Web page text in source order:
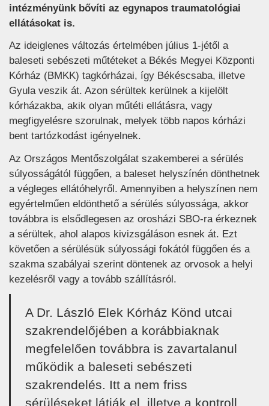
intézményünk bővíti az egynapos traumatológiai
ellátásokat is.
Az ideiglenes változás értelmében július 1-jétől a
baleseti sebészeti műtéteket a Békés Megyei Központi
Kórház (BMKK) tagkórházai, így Békéscsaba, illetve
Gyula veszik át. Azon sérültek kerülnek a kijelölt
kórházakba, akik olyan műtéti ellátásra, vagy
megfigyelésre szorulnak, melyek több napos kórházi
bent tartózkodást igényelnek.
Az Országos Mentőszolgálat szakemberei a sérülés
súlyosságától függően, a baleset helyszínén dönthetnek
a végleges ellátóhelyről. Amennyiben a helyszínen nem
egyértelműen eldönthető a sérülés súlyossága, akkor
továbbra is elsődlegesen az orosházi SBO-ra érkeznek
a sérültek, ahol alapos kivizsgáláson esnek át. Ezt
követően a sérülésük súlyossági fokától függően és a
szakma szabályai szerint döntenek az orvosok a helyi
kezelésről vagy a tovább szállításról.
A Dr. László Elek Kórház Könd utcai
szakrendelőjében a korábbiaknak
megfelelően továbbra is zavartalanul
működik a baleseti sebészeti
szakrendelés. Itt a nem friss